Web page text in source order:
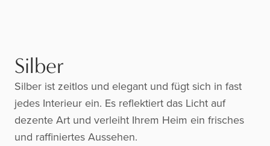
Silber
Silber ist zeitlos und elegant und fügt sich in fast
jedes Interieur ein. Es reflektiert das Licht auf
dezente Art und verleiht Ihrem Heim ein frisches
und raffiniertes Aussehen.